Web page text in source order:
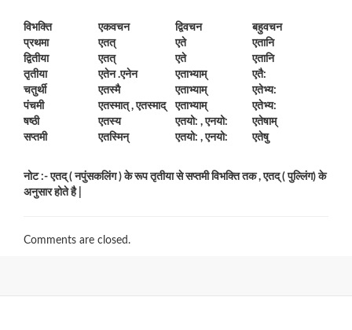
विभक्ति एकवचन द्विवचन
बहुवचन
प्रथमा
एतत् एते
एतानि
द्वितीया
एतत् एते
एतानि
तृतीया
एतेन .एनेन एताभ्याम्
एतै:
चतुर्थी
एतस्मै एताभ्याम्
एतेभ्य:
पंचमी
एतस्मात् , एतस्माद् एताभ्याम्
एतेभ्य:
षष्ठी
एतस्य एतयो: , एनयो:
एतेषाम्
सप्तमी
एतस्मिन् एतयो: , एनयो: एतेषु
नोट :- एतद् ( नपुंसकलिंग ) के रूप तृतीया से सप्तमी विभक्ति तक,एतद् ( पुल्लिंग) के
अनुसार होते है
Comments are closed.